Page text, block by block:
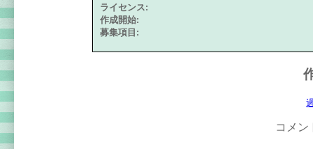
ライセンス:
作成開始:
募集項目:
コメン